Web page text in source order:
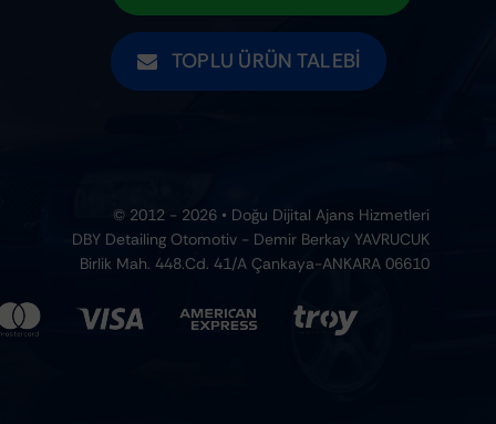
TOPLU ÜRÜN TALEBI
© 2012 - 2026 • Doğu Dijital Ajans Hizmetleri
DBY Detailing Otomotiv - Demir Berkay YAVRUCUK
Birlik Mah. 448.Cd. 41/A Çankaya-ANKARA 06610